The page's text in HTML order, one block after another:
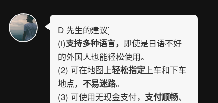
D 先生的建议]
(i)支持多种语言， 即使是日语不好
的外国人也能轻松使用。
(2) 可在地图上轻松指定上车和下车
地点， 不易迷路。
(3) 可使用无现金支付， 支付顺畅、